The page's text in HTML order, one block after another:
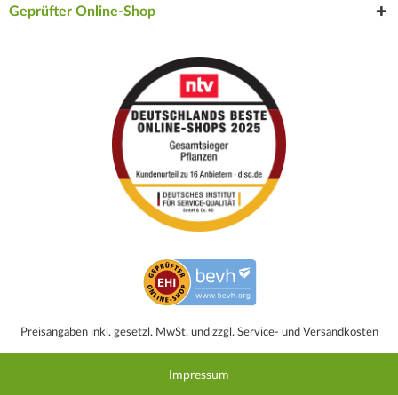
Geprüfter Online-Shop
Preisangaben inkl. gesetzl. MwSt. und zzgl. Service- und Versandkosten
Impressum